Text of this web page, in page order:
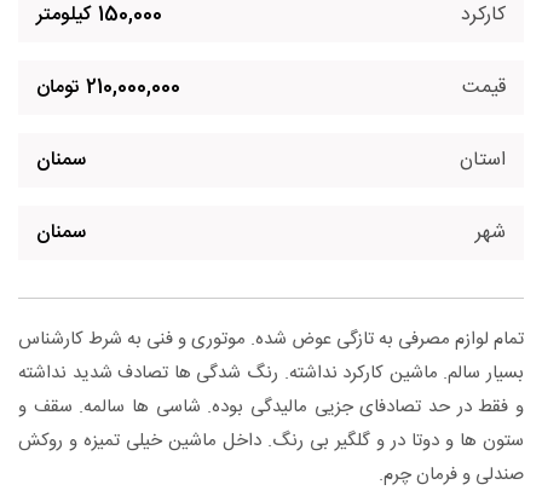
کارکرد 150,000 کیلومتر
قیمت 210,000,000 تومان
استان سمنان
شهر سمنان
تمام لوازم مصرفی به تازگی عوض شده. موتوری و فنی به شرط کارشناس
بسیار سالم. ماشین کارکرد نداشته. رنگ شدگی ها تصادف شدید نداشته
و فقط در حد تصادفای جزیی مالیدگی بوده. شاسی ها سالمه. سقف و
ستون ها و دوتا در و گلگیر بی رنگ. داخل ماشین خیلی تمیزه و روکش
صندلی و فرمان چرم.